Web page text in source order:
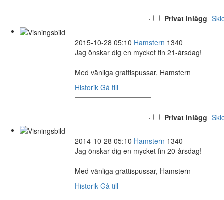
Privat inlägg
2015-10-28 05:10 Hamstern 1340
Jag önskar dig en mycket fin 21-årsdag!
Med vänliga grattispussar, Hamstern
Historik Gå till
Privat inlägg
2014-10-28 05:10 Hamstern 1340
Jag önskar dig en mycket fin 20-årsdag!
Med vänliga grattispussar, Hamstern
Historik Gå till